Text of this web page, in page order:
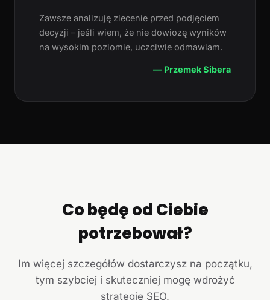
Zawsze analizuję zlecenie przed podjęciem
decyzji – jeśli wiem, że nie dowiozę wyników
na wysokim poziomie, uczciwie odmawiam.
— Przemek Sibera
Co będę od Ciebie
potrzebował?
Im więcej szczegółów dostarczysz na początku,
tym szybciej i skuteczniej mogę wdrożyć
strategię SEO.